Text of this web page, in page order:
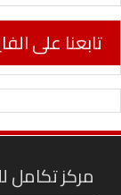
تابعنا على
مركز تكامل